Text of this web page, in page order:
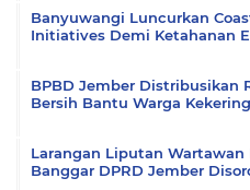
Banyuwangi Luncurkan
Initiatives Demi Ketahanan
BPBD Jember Distribusikan
Bersih Bantu Warga
Larangan Liputan Wartawan
Banggar DPRD Jember